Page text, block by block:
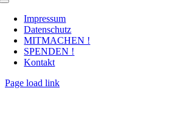
Toggle
NavigationImpressum
Datenschutz
MITMACHEN !
SPENDEN !
Kontakt
Page load link